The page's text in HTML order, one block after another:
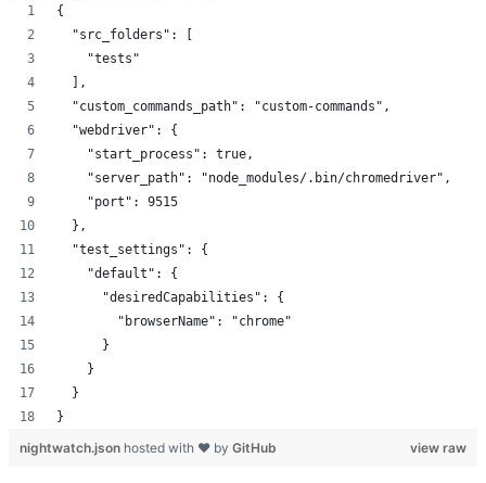
{
  "src_folders": [
    "tests"
  ],
  "custom_commands_path": "custom-commands",
  "webdriver": {
    "start_process": true,
    "server_path": "node_modules/.bin/chromedriver",
    "port": 9515
  },
  "test_settings": {
    "default": {
      "desiredCapabilities": {
        "browserName": "chrome"
      }
    }
  }
}
view raw
nightwatch.json hosted with ❤ by GitHub